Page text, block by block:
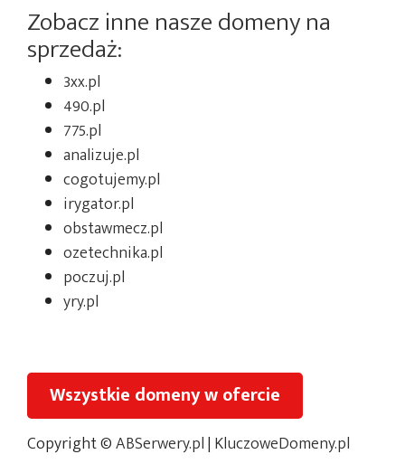
Zobacz inne nasze domeny na
sprzedaż:
3xx.pl
490.pl
775.pl
analizuje.pl
cogotujemy.pl
irygator.pl
obstawmecz.pl
ozetechnika.pl
poczuj.pl
yry.pl
Wszystkie domeny w ofercie
Copyright ©ABSerwery.pl| KluczoweDomeny.pl